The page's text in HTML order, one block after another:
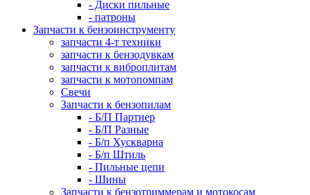
- Диски пильные
- патроны
Запчасти к бензоинструменту
запчасти 4-т техники
запчасти к бензодувкам
запчасти к виброплитам
запчасти к мотопомпам
Свечи
Запчасти к бензопилам
- Б/П Партнер
- Б/П Разные
- Б/п Хускварна
- Б/п Штиль
- Пильные цепи
- Шины
Запчасти к бензотриммерам и мотокосам